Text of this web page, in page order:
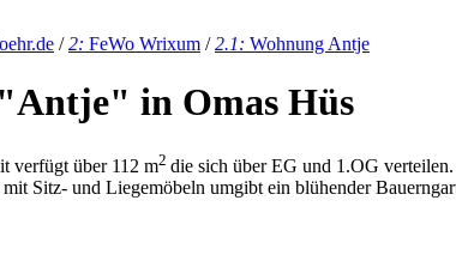
/2: FeWo Wrixum /2.1: Wohnung Antje
in Omas Hüs
verfügt über 112 m2 die sich über EG und 1.OG verteilen.
Sitz- und Liegemöbeln umgibt ein blühender